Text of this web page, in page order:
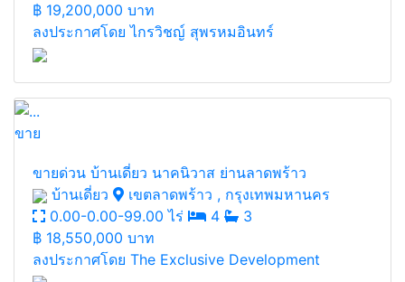
฿ 19,200,000 บาท
ลงประกาศโดย ไกรวิชญ์ สุพรหมอินทร์
ขาย
ขายด่วน บ้านเดี่ยว นาคนิวาส ย่านลาดพร้าว
บ้านเดี่ยว
เขตลาดพร้าว , กรุงเทพมหานคร
0.00-0.00-99.00 ไร่
4
3
฿ 18,550,000 บาท
ลงประกาศโดย The Exclusive Development